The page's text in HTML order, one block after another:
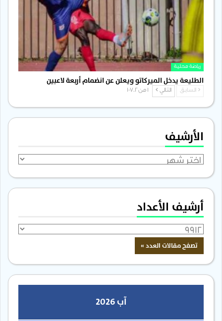
رياضة محلية
الطليعة يدخل الميركاتو ويعلن عن انضمام أربعة لاعبين
السابق التالي
الأرشيف
الأرشيف
أرشيف الأعداد
آب 2026